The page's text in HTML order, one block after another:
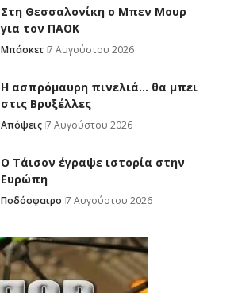
Στη Θεσσαλονίκη ο Μπεν Μουρ
για τον ΠΑΟΚ
Μπάσκετ 7 Αυγούστου 2026
Η ασπρόμαυρη πινελιά… θα μπει
στις Βρυξέλλες
Απόψεις 7 Αυγούστου 2026
Ο Τάισον έγραψε ιστορία στην
Ευρώπη
Ποδόσφαιρο 7 Αυγούστου 2026